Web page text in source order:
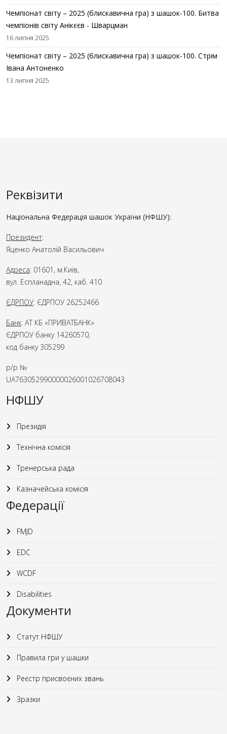
Чемпіонат світу – 2025 (блискавична гра) з шашок-100. Битва
чемпіонів світу Анікєєв - Шварцман
16 липня 2025
Чемпіонат світу – 2025 (блискавична гра) з шашок-100. Стрім
Івана Антоненко
13 липня 2025
Реквізити
Національна Федерація шашок України (НФШУ):
Президент:
Яценко Анатолій Васильович
Адреса: 01601, м.Київ,
вул. Еспланадна, 42, каб. 410
ЄДРПОУ: ЄДРПОУ 26252466
Банк: АТ КБ «ПРИВАТБАНК»
ЄДРПОУ банку 14260570,
код банку 305299
р/р №
UA763052990000026001026708043
НФШУ
Президія
Технічна комісія
Тренерська рада
Казначейська комісія
Федерації
FMJD
EDC
WCDF
Disabilities
Документи
Статут НФШУ
Правила гри у шашки
Реєстр присвоєних звань
Зразки